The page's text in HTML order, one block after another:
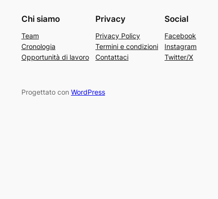
Chi siamo
Team
Cronologia
Opportunità di lavoro
Privacy
Privacy Policy
Termini e condizioni
Contattaci
Social
Facebook
Instagram
Twitter/X
Progettato con WordPress